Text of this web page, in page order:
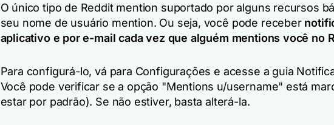
O único tipo de Reddit mention suportado por alguns recursos
seu nome de usuário mention. Ou seja, você pode receber
aplicativo e por e-mail cada vez que alguém mentions você no
Para configurá-lo, vá para Configurações e acesse a guia
Você pode verificar se a opção "Mentions u/username" está
estar por padrão). Se não estiver, basta alterá-la.